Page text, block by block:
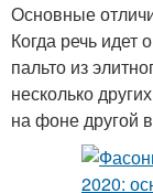
Основные
Когда речь
пальто из
несколько
на фоне другой